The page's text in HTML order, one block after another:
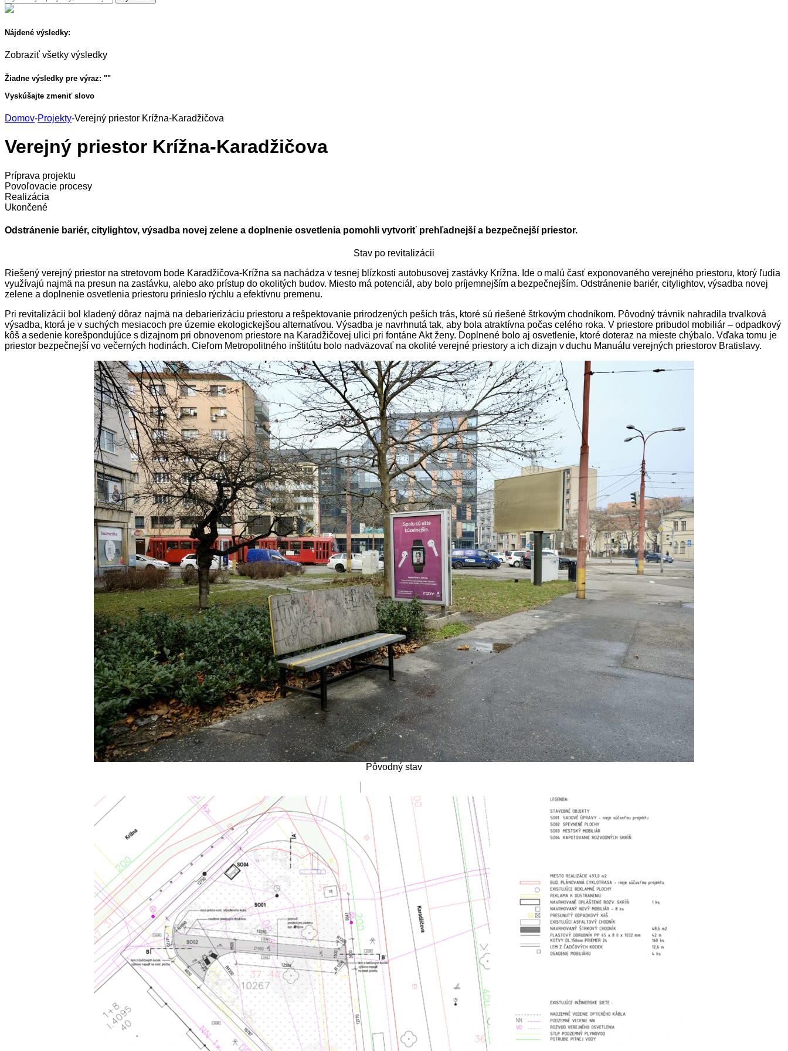
Nájdené výsledky:
Zobraziť všetky výsledky
Žiadne výsledky pre výraz: ""
Vyskúšajte zmeniť slovo
Domov-Projekty-Verejný priestor Krížna-Karadžičova
Verejný priestor Krížna-Karadžičova
Príprava projektu
Povoľovacie procesy
Realizácia
Ukončené
Odstránenie bariér, citylightov, výsadba novej zelene a doplnenie osvetlenia pomohli vytvoriť prehľadnejší a bezpečnejší priestor.
Stav po revitalizácii
Riešený verejný priestor na stretovom bode Karadžičova-Krížna sa nachádza v tesnej blízkosti autobusovej zastávky Krížna. Ide o malú časť exponovaného verejného priestoru, ktorý ľudia
využívajú najmä na presun na zastávku, alebo ako prístup do okolitých budov. Miesto má potenciál, aby bolo príjemnejším a bezpečnejším. Odstránenie bariér, citylightov, výsadba novej
zelene a doplnenie osvetlenia priestoru prinieslo rýchlu a efektívnu premenu.
Pri revitalizácii bol kladený dôraz najmä na debarierizáciu priestoru a rešpektovanie prirodzených peších trás, ktoré sú riešené štrkovým chodníkom. Pôvodný trávnik nahradila trvalková
výsadba, ktorá je v suchých mesiacoch pre územie ekologickejšou alternatívou. Výsadba je navrhnutá tak, aby bola atraktívna počas celého roka. V priestore pribudol mobiliár – odpadkový
kôš a sedenie korešpondujúce s dizajnom pri obnovenom priestore na Karadžičovej ulici pri fontáne Akt ženy. Doplnené bolo aj osvetlenie, ktoré doteraz na mieste chýbalo. Vďaka tomu je
priestor bezpečnejší vo večerných hodinách. Cieľom Metropolitného inštitútu bolo nadväzovať na okolité verejné priestory a ich dizajn v duchu Manuálu verejných priestorov Bratislavy.
Pôvodný stav